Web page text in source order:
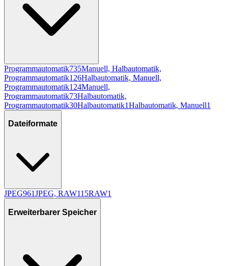
Programmautomatik735Manuell, Halbautomatik,
Programmautomatik126Halbautomatik, Manuell,
Programmautomatik124Manuell,
Programmautomatik73Halbautomatik,
Programmautomatik30Halbautomatik1Halbautomatik, Manuell1
Dateiformate
JPEG961JPEG, RAW115RAW1
Erweiterbarer Speicher